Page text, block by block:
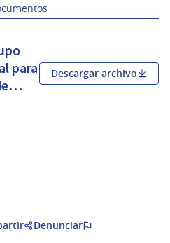
para
Descargar archivo
Denunciar